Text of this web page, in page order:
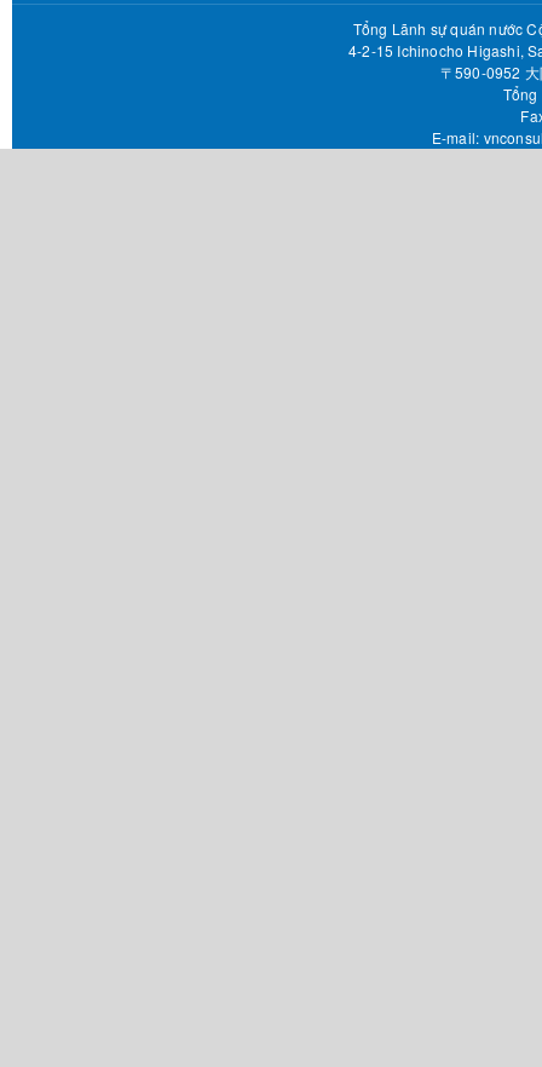
Tổng Lãnh sự quán nước
4-2-15 Ichinocho Higashi,
〒590-0952
E-mail: